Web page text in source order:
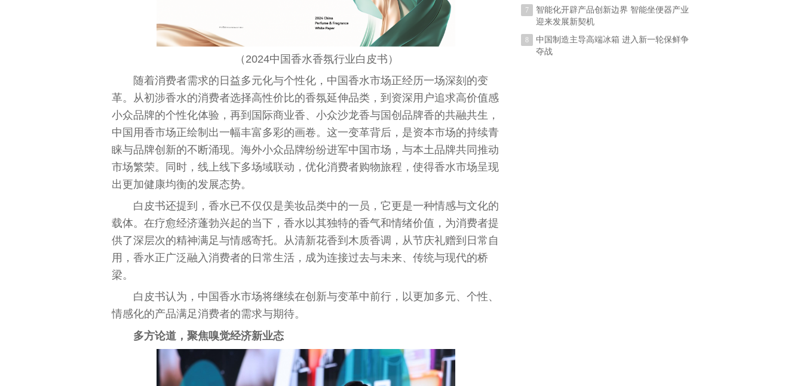
（2024中国香水香氛行业白皮书）
随着消费者需求的日益多元化与个性化， 中国香水市场正经历一场深刻的变
革。从初涉香水的消费者选择高性价比的香氛延伸品类，到资深用户追求高价值感
小众品牌的个性化体验，再到国际商业香、小众沙龙香与国创品牌香的共融共生，
中国 用香市场正绘制出一幅丰富多彩的画卷。这一变革背后，是资本市场的持续青
睐与品牌创新的不断涌现。海外小众品牌纷纷进军中国市场，与本土品牌共同推动
市场繁荣。同时，线上线下多场域联动，优化消费者购物旅程，使得香水市场呈现
出更加健康均衡的发展态势。
白皮书还提到，香水已不仅仅是美妆品类中的一员，它更是一种情感与文化的
载体。在疗愈经济蓬勃兴起的当下，香水以其独特的香气和情绪价值，为消费者提
供了深层次的精神满足与情感寄托。从清新花香到木质香调，从节庆礼赠到日常自
用，香水正广泛融入消费者的日常生活，成为连接过去与未来、传统与现代的桥
梁。
白皮书认为， 中国香水市场将继续在创新与变革中前行，以更加多元、个性、
情感化的产品满足消费者的需求与期待。
多方论道，聚焦嗅觉经济新业态
7
智能化开辟产品创新边界 智能坐便器产业
迎来发展新契机
8
中国制造主导高端冰箱 进入新一轮保鲜争
夺战